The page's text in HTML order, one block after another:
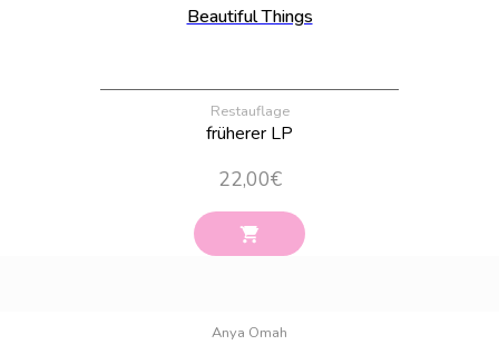
Beautiful Things
Restauflage
früherer LP
22,00€
Anya Omah